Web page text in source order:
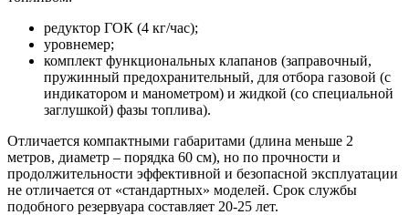
редуктор ГОК (4 кг/час);
уровнемер;
комплект функциональных клапанов (заправочный,
пружинный предохранительный, для отбора газовой (с
индикатором и манометром) и жидкой (со специальной
заглушкой) фазы топлива).
Отличается компактными габаритами (длина меньше 2
метров, диаметр – порядка 60 см), но по прочности и
продолжительности эффективной и безопасной эксплуатации
не отличается от «стандартных» моделей. Срок службы
подобного резервуара составляет 20-25 лет.